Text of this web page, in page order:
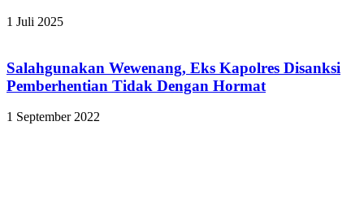
1 Juli 2025
Salahgunakan Wewenang, Eks Kapolres Disanksi
Pemberhentian Tidak Dengan Hormat
1 September 2022